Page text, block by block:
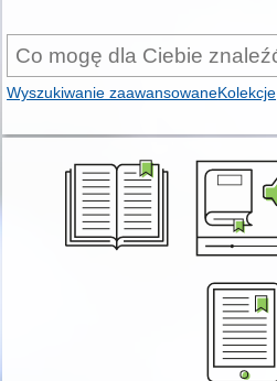
Wyszukiwanie zaawansowaneKolekcje